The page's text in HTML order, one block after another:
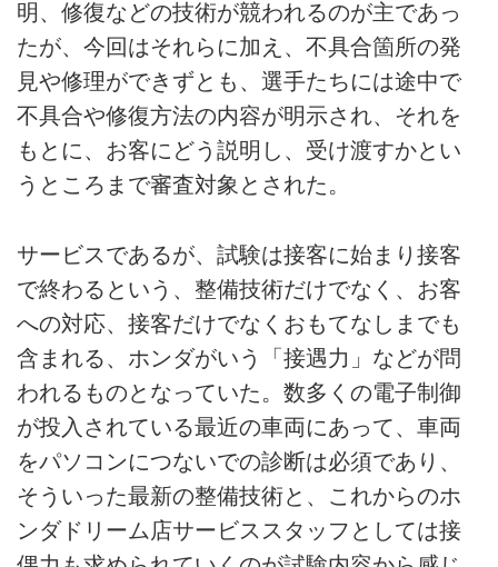
明、修復などの技術が競われるのが主であっ
たが、今回はそれらに加え、不具合箇所の発
見や修理ができずとも、選手たちには途中で
不具合や修復方法の内容が明示され、それを
もとに、お客にどう説明し、受け渡すかとい
うところまで審査対象とされた。
サービスであるが、試験は接客に始まり接客
で終わるという、整備技術だけでなく、お客
への対応、接客だけでなくおもてなしまでも
含まれる、ホンダがいう「接遇力」などが問
われるものとなっていた。数多くの電子制御
が投入されている最近の車両にあって、車両
をパソコンにつないでの診断は必須であり、
そういった最新の整備技術と、これからのホ
ンダドリーム店サービススタッフとしては接